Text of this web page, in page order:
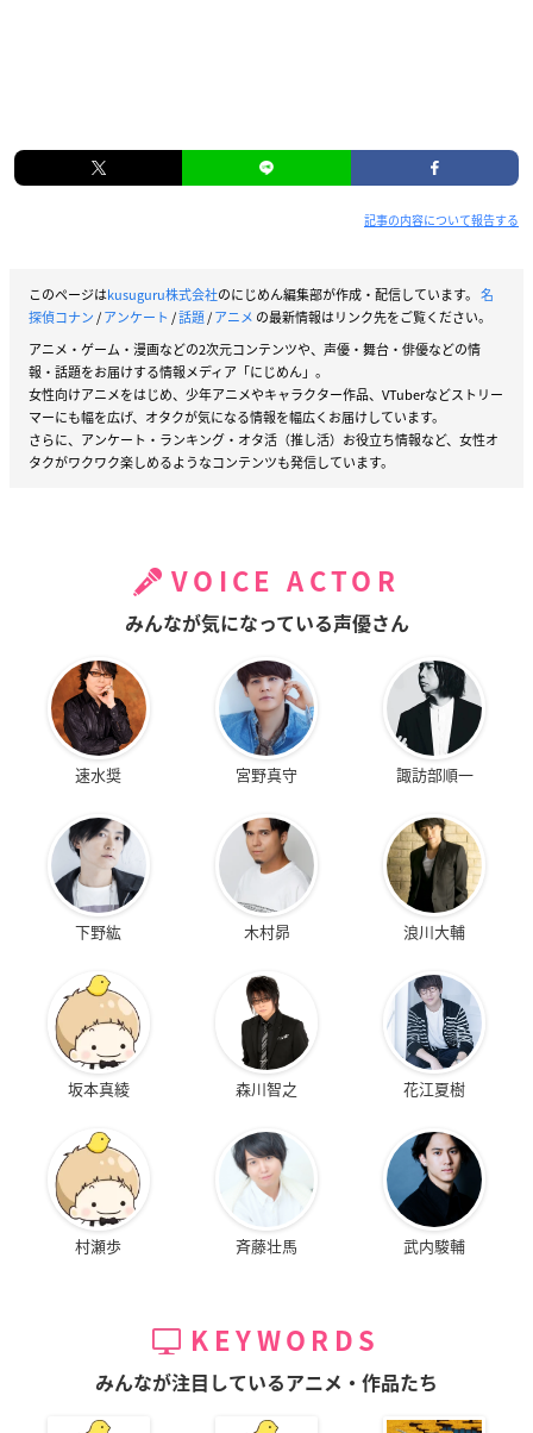
記事の内容について報告する
このページはkusuguru株式会社のにじめん編集部が作成・配信しています。 名
探偵コナン/アンケート /話題/アニメ の最新情報はリンク先をご覧ください。
アニメ・ゲーム・漫画などの2次元コンテンツや、声優・舞台・俳優などの情
報・話題をお届けする情報メディア「にじめん」。
女性向けアニメをはじめ、少年アニメやキャラクター作品、VTuberなどストリー
マーにも幅を広げ、オタクが気になる情報を幅広くお届けしています。
さらに、アンケート・ランキング・オタ活（推し活）お役立ち情報など、女性オ
タクがワクワク楽しめるようなコンテンツも発信しています。
VOICE ACTOR
みんなが気になっている声優さん
速水奨 宮野真守 諏訪部順一
下野紘 木村昴 浪川大輔
坂本真綾 森川智之 花江夏樹
村瀬歩 斉藤壮馬 武内駿輔
KEYWORDS
みんなが注目しているアニメ・作品たち